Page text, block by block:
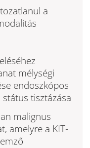
a
mélységi
endosz­kópos
tisztázása
malignus
amelyre a KIT-